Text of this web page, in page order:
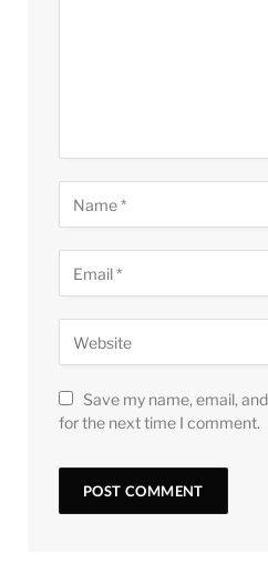
Save my name, email,
for the next time I comment.